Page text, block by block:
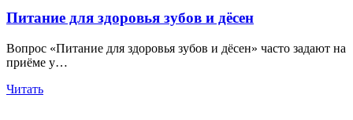
Питание для здоровья зубов и дёсен
Вопрос «Питание для здоровья зубов и дёсен» часто задают на
приёме у…
Читать